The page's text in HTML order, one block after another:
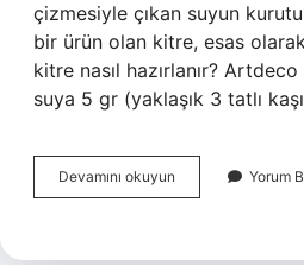
çizmesiyle çıkan suyun
bir ürün olan kitre, esas olarak
kitre nasıl hazırlanır?
suya 5 gr (yaklaşık 3 tatlı
Devamını okuyun
Suyu
Yorum